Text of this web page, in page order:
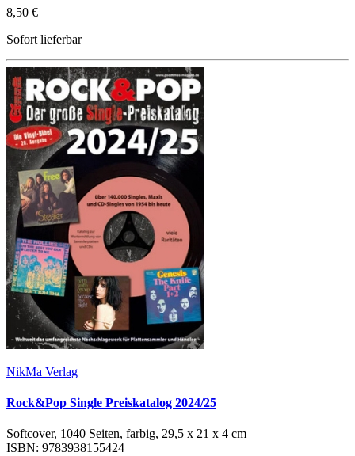
8,50 €
Sofort lieferbar
NikMa Verlag
Rock&Pop Single Preiskatalog 2024/25
Softcover, 1040 Seiten, farbig, 29,5 x 21 x 4 cm
ISBN: 9783938155424